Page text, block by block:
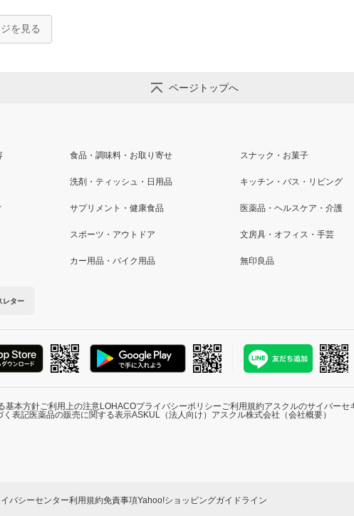
を見る
ページトップへ
食品・調味料・お取り寄せ スナック・お菓子
洗剤・ティッシュ・日用品 キッチン・バス・リビング
サプリメント・健康食品 医薬品・ヘルスケア・介護
スポーツ・アウトドア 文房具・オフィス・手芸
カー用品・バイク用品 無印良品
レター
基本方針ご利用上の注意LOHACOプライバシーポリシーご利用規約アスクルのサイバーセ
く表記医薬品の販売に関する表示ASKUL（法人向け） アスクル株式会社（会社概要）
バシーセンター利用規約免責事項Yahoo!ショッピングガイドライン